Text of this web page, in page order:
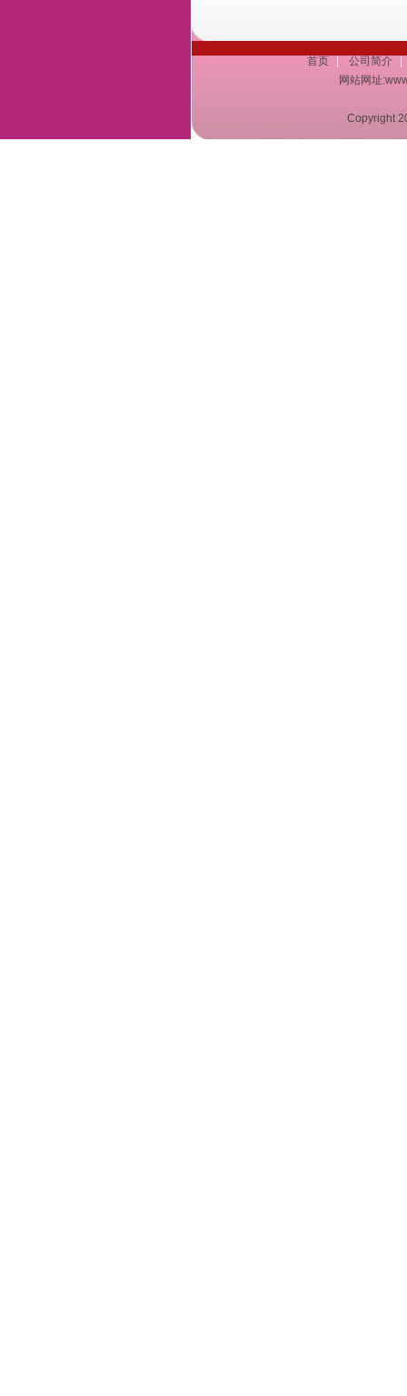
首页 公司简介
网站网址
Copyright